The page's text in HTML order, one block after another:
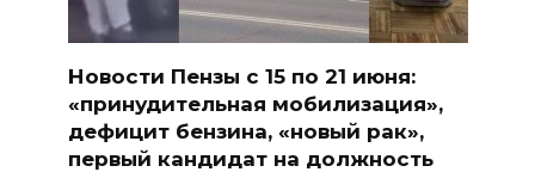
Новости Пензы с 15 по 21 июня:
«принудительная мобилизация»,
дефицит бензина, «новый рак»,
первый кандидат на должность